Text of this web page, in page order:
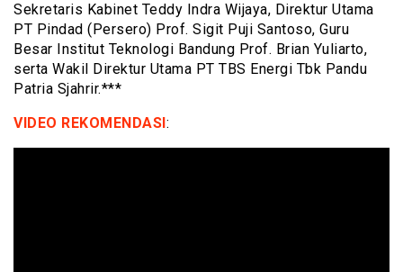
Sekretaris Kabinet Teddy Indra Wijaya, Direktur Utama
PT Pindad (Persero) Prof. Sigit Puji Santoso, Guru
Besar Institut Teknologi Bandung Prof. Brian Yuliarto,
serta Wakil Direktur Utama PT TBS Energi Tbk Pandu
Patria Sjahrir.***
VIDEO REKOMENDASI: